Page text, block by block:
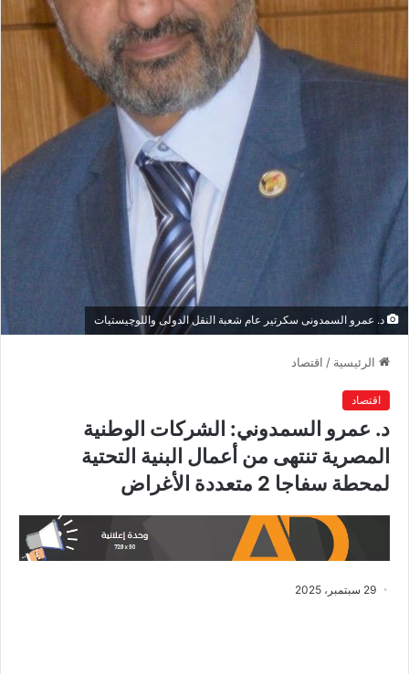
د. عمرو السمدونى سكرتير عام شعبة النقل الدولى واللوچيستيات
الرئيسية / اقتصاد
اقتصاد
د. عمرو السمدوني: الشركات الوطنية
المصرية تنتهى من أعمال البنية التحتية
لمحطة سفاجا 2 متعددة الأغراض
29 سبتمبر، 2025